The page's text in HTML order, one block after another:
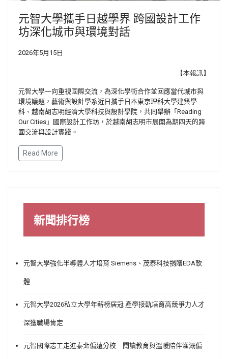
元智大學攜手日越學界 跨國設計工作
坊深化城市與環境對話
2026年5月15日
【本報訊】
元智大學一向重視國際交流，為深化學術合作並回應當代城市與
環境議題，藝術與設計學系近日攜手日本東京理科大學建築學
科、越南胡志明經濟大學科技與設計學院，共同舉辦「Reading
Our Cities」國際設計工作坊，於越南胡志明市展開為期四天的跨
國交流與設計實踐。
Read More
新聞排行榜
元智大學強化半導體人才培育 Siemens、茂泰科技捐贈EDA軟
體
元智大學2026私立大學年薪榜居冠 產學接軌培育高競爭力人才
深獲職場肯定
元智國際志工走進泰北偏遠分校 閱讀教育與溫暖陪伴灌溉偏